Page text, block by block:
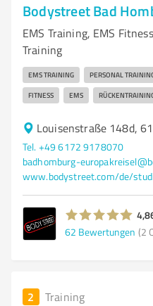
Bodystreet Bad
EMS Training, EMS
Training
EMS TRAINING PERSONAL
FITNESS EMS
Louisenstraße 148d,
Tel. +49 6172 9178070
badhomburg-
62 Bewertungen (2
2 Training